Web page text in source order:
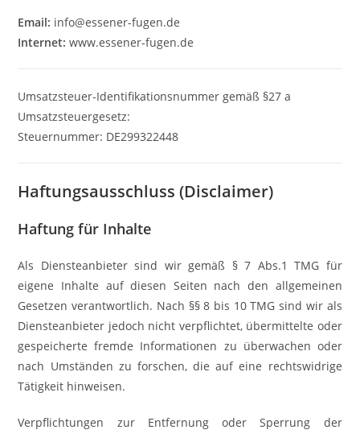
Email: info@essener-fugen.de
Internet: www.essener-fugen.de
Umsatzsteuer-Identifikationsnummer gemäß §27 a
Umsatzsteuergesetz:
Steuernummer: DE299322448
Haftungsausschluss (Disclaimer)
Haftung für Inhalte
Als Diensteanbieter sind wir gemäß § 7 Abs.1 TMG für
eigene Inhalte auf diesen Seiten nach den allgemeinen
Gesetzen verantwortlich. Nach §§ 8 bis 10 TMG sind wir als
Diensteanbieter jedoch nicht verpflichtet, übermittelte oder
gespeicherte fremde Informationen zu überwachen oder
nach Umständen zu forschen, die auf eine rechtswidrige
Tätigkeit hinweisen.
Verpflichtungen zur Entfernung oder Sperrung der